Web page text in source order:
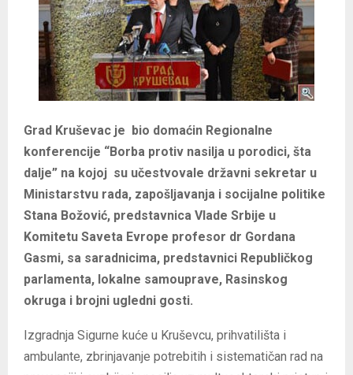
Grad Kruševac je bio domaćin Regionalne
konferencije “Borba protiv nasilja u porodici, šta
dalje” na kojoj su učestvovale državni sekretar u
Ministarstvu rada, zapošljavanja i socijalne politike
Stana Božović, predstavnica Vlade Srbije u
Komitetu Saveta Evrope profesor dr Gordana
Gasmi, sa saradnicima, predstavnici Republičkog
parlamenta, lokalne samouprave, Rasinskog
okruga i brojni ugledni gosti.
Izgradnja Sigurne kuće u Kruševcu, prihvatilišta i
ambulante, zbrinjavanje potrebitih i sistematičan rad na